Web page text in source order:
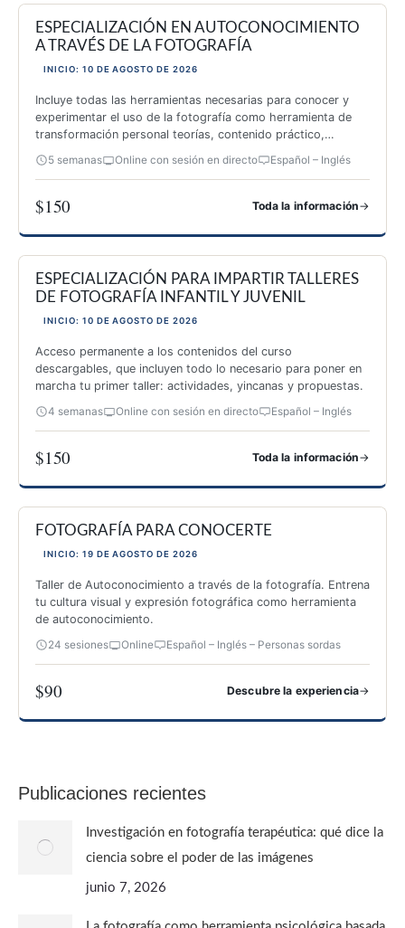
ESPECIALIZACIÓN EN AUTOCONOCIMIENTO
A TRAVÉS DE LA FOTOGRAFÍA
INICIO: 10 DE AGOSTO DE 2026
Incluye todas las herramientas necesarias para conocer y
experimentar el uso de la fotografía como herramienta de
transformación personal teorías, contenido práctico,
inspiración y 26 actividades originales.
5 semanas Online con sesión en directo Español – Inglés
$150 Toda la información→
ESPECIALIZACIÓN PARA IMPARTIR TALLERES
DE FOTOGRAFÍA INFANTIL Y JUVENIL
INICIO: 10 DE AGOSTO DE 2026
Acceso permanente a los contenidos del curso
descargables, que incluyen todo lo necesario para poner en
marcha tu primer taller: actividades, yincanas y propuestas.
4 semanas Online con sesión en directo Español – Inglés
$150 Toda la información→
FOTOGRAFÍA PARA CONOCERTE
INICIO: 19 DE AGOSTO DE 2026
Taller de Autoconocimiento a través de la fotografía. Entrena
tu cultura visual y expresión fotográfica como herramienta
de autoconocimiento.
24 sesiones Online Español – Inglés – Personas sordas
$90 Descubre la experiencia→
Publicaciones recientes
Investigación en fotografía terapéutica: qué dice la
ciencia sobre el poder de las imágenes
junio 7, 2026